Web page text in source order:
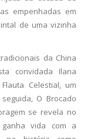
empenhadas em
de uma vizinha
da China
convidada Ilana
Celestial, um
O Brocado
se revela no
vida com a